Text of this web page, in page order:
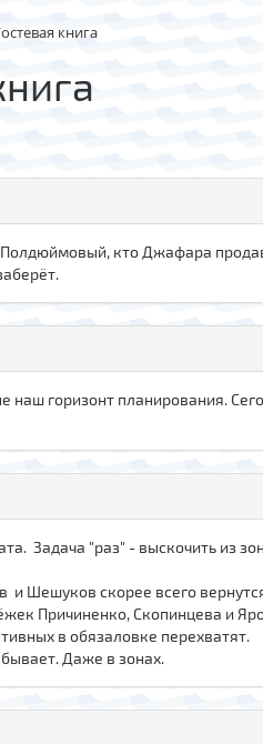
книга
Полдюймовый, кто Джафара
наш горизонт планирования.
Задача "раз" - выскочить из
и Шешуков скорее всего
Причиненко, Скопинцева и
в обязаловке перехватят.
Даже в зонах.